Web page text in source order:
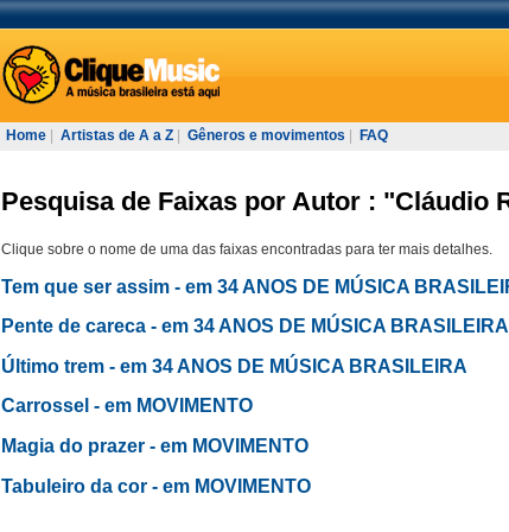
Home Artistas de A a Z Gêneros e movimentos FAQ
Pesquisa de Faixas por Autor : "Cláudio
Clique sobre o nome de uma das faixas encontradas para ter mais detalhes.
Tem que ser assim - em 34 ANOS DE MÚSICA
Pente de careca - em 34 ANOS DE MÚSICA BRASILEIRA
Último trem - em 34 ANOS DE MÚSICA BRASILEIRA
Carrossel - em MOVIMENTO
Magia do prazer - em MOVIMENTO
Tabuleiro da cor - em MOVIMENTO